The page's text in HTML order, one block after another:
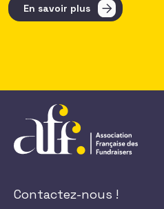
En savoir plus
Contactez-nous !